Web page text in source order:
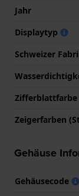
Jahr
Displaytyp
Schweizer
Zifferblattfarbe
Zeigerfarben
Gehäuse
Gehäusecode